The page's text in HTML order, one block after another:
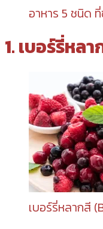
อาหาร 5 ชนิด
1. เบอร์รี่หล
เบอร์รี่หลากสี